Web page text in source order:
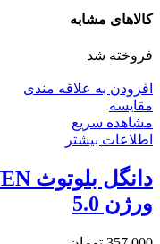
کالاهای مشابه
فروخته شد
افزودن به علاقه مندی
مقایسه
مشاهده سریع
اطلاعات بیشتر
ورژن 5.0